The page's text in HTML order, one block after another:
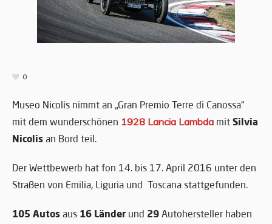
0
Museo Nicolis nimmt an „Gran Premio Terre di Canossa“
mit dem wunderschönen 1928 Lancia Lambda mit Silvia
Nicolis an Bord teil.
Der Wettbewerb hat fon 14. bis 17. April 2016 unter den
Straßen von Emilia, Liguria und Toscana stattgefunden.
105 Autos aus 16 Länder und 29 Autohersteller haben